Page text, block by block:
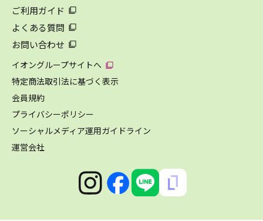
ご利用ガイド
よくある質問
お問い合わせ
イオングループサイトへ
特定商法取引法に基づく表示
会員規約
プライバシーポリシー
ソーシャルメディア運用ガイドライン
運営会社